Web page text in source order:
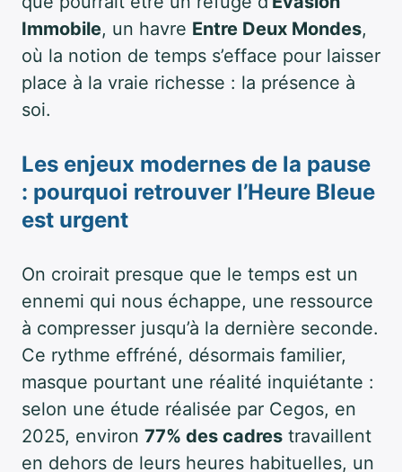
Immobile, un havre Entre Deux Mondes,
où la notion de temps s’efface pour laisser
place à la vraie richesse : la présence à
soi.
Les enjeux modernes de la pause
: pourquoi retrouver l’Heure Bleue
est urgent
On croirait presque que le temps est un
ennemi qui nous échappe, une ressource
à compresser jusqu’à la dernière seconde.
Ce rythme effréné, désormais familier,
masque pourtant une réalité inquiétante :
selon une étude réalisée par Cegos, en
2025, environ 77% des cadres travaillent
en dehors de leurs heures habituelles, un